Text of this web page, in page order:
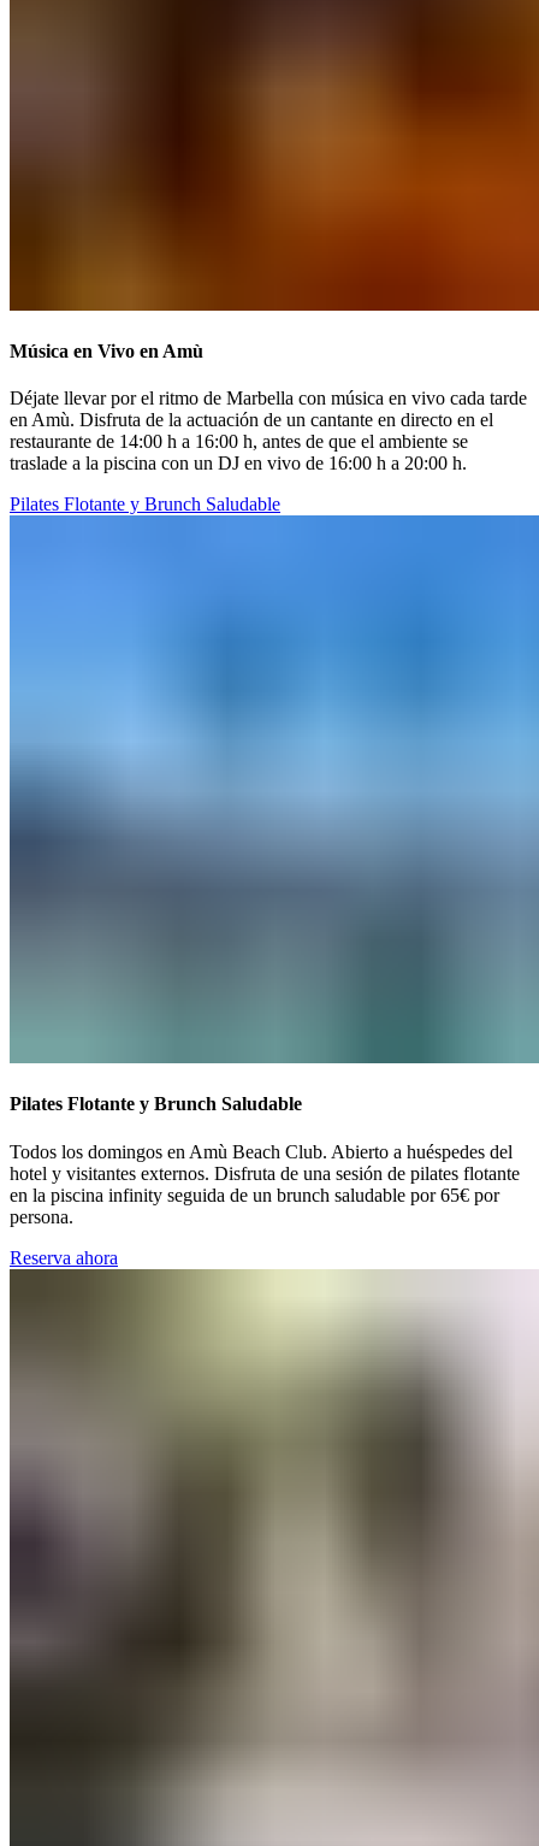
Música en Vivo en Amù​​​​‌ ‍ ​‍​‍‌‍ ‌ ​‍‌‍‍‌‌‍‌ ‌‍‍‌‌‍ ‍​‍​‍​ ‍‍​‍​‍‌ ​ ‌‍​‌‌‍ ‍‌‍‍‌‌ ‌​‌ ‍‌​‍ ‍‌‍‍‌‌‍ ​‍​‍​‍ ​​‍​‍‌‍‍​‌ ​‍‌‍‌‌‌‍‌‍​‍​‍​ ‍‍​‍​‍‌‍‍​‌ ‌​‌ ‌​‌ ​​‌ ​ ​ ‍‍​‍ ​‍ ‌‍ ​​‍ ‌‌‍​‌‌‍ ‍‌‍‌​​‍ ‌‌ ​‍​‍ ‌‌‍‍​‌‍ ‌ ‌​‌‍‌‌‌‍ ​‌ ​ ​‍ ‌‌ ​ ‌ ‌​‌ ‌‌‌‍‌​‌‍‍‌‌‍ ​‍ ‍‌ ‌‍‌‍‌‌‌ ​‍‌‍​ ‌‍‌‌‌‍ ​​‍ ‍‌‍​‌‌ ​​‌ ​​​‍ ‌‍‍‌‌‍ ‍‌ ‌​‌‍‌‌‌‍ ‍‌ ‌​​‍ ‌‍‌‌‌‍‌​‌‍‍‌‌ ‌​​‍ ‌‍ ‌‌‍ ‌‍‌​‌‍‌‌​ ‌‌ ​​‌ ​‍‌‍‌‌‌ ​ ‌‍‌‌‌‍ ‍‌ ‌​‌‍​‌‌ ‌​‌‍‍‌‌‍ ‌‍ ‍​ ‍ ‌‍‍‌‌‍‌​​ ‌​ ‌​​ ​​‌‍​ ‌‍​ ​ ‌​‌‍​‌​ ‌‍​ ‌‍​‍ ‌‌‍​ ​ ‌‌​ ‌ ​ ‍‌​‍ ‌​ ‌​‌‍​‌‌‍​‌​ ​‌​‍ ‌‌‍​‌‌‍‌‍‌‍​‌​ ​ ​‍ ‌‌‍‌‌​ ‌ ​ ‌‌‌‍​ ‌‍​‍‌‍​‍​ ‌‌​ ‌‍‌‍‌​​ ​ ‌‍‌‌‌‍‌​​ ‍ ‌ ‌​‌ ‍‌‌ ​​‌‍‌‌​ ‌‌‍‍​‌‍ ‌ ‌​‌‍‌‌‌‍ ​‌‌‌​‌‍‍​‌‍‍‌‌‍ ‍‌‍‌ ‌‌‌​‌‍ ‌​‌​‌‍ ​ ‍ ‌ ​​‌‍​‌‌ ‌​‌‍‍​​ ‌‌ ‌​‌‍‍‌‌ ‌​‌‍ ​‌‍‌‌​ ‌‍​‍‌‍​‌‌ ​ ‌‍‌‌‌‌‌‌‌ ​‍‌‍ ​​ ‌‌‍‍​‌ ‌​‌ ‌​‌ ​​‌ ​ ​‍‌‌​ ​ ‌​​‌​‍‌‌​ ​‍‌​‌‍​‍‌‌​ ​‍‌​‌‍‌‍ ​​‍ ‌‌‍​‌‌‍ ‍‌‍‌​​‍ ‌‌ ​‍​‍ ‌‌‍‍​‌‍ ‌ ‌​‌‍‌‌‌‍ ​‌ ​ ​‍ ‌‌ ​ ‌ ‌​‌ ‌‌‌‍‌​‌‍‍‌‌‍ ​‍ ‍‌ ‌‍‌‍‌‌‌ ​‍‌‍​ ‌‍‌‌‌‍ ​​‍ ‍‌‍​‌‌ ​​‌ ​​​‍‌‍‌‍‍‌‌‍‌​​ ‌​ ‌​​ ​​‌‍​ ‌‍​ ​ ‌​‌‍​‌​ ‌‍​ ‌‍​‍ ‌‌‍​ ​ ‌‌​ ‌ ​ ‍‌​‍ ‌​ ‌​‌‍​‌‌‍​‌​ ​‌​‍ ‌‌‍​‌‌‍‌‍‌‍​‌​ ​ ​‍ ‌‌‍‌‌​ ‌ ​ ‌‌‌‍​ ‌‍​‍‌‍​‍​ ‌‌​ ‌‍‌‍‌​​ ​ ‌‍‌‌‌‍‌​​‍‌‍‌ ‌​‌ ‍‌‌ ​​‌‍‌‌​ ‌‌‍‍​‌‍ ‌ ‌​‌‍‌‌‌‍ ​‌‌‌​‌‍‍​‌‍‍‌‌‍ ‍‌‍‌ ‌‌‌​‌‍ ‌​‌​‌‍ ​‍‌‍‌ ​​‌‍​‌‌ ‌​‌‍‍​​ ‌‌ ‌​‌‍‍‌‌ ‌​‌‍ ​‌‍‌‌​‍‌‍‌ ​​‌‍‌‌‌ ​‍‌ ​ ‌ ​​‌‍‌‌‌‍​ ‌ ‌​‌‍‍‌‌ ‌‍‌‍‌‌​ ‌‌ ​​‌ ‌‌‌‍​‍‌‍ ​‌‍‍‌‌ ​ ‌‍‍​‌‍‌‌‌‍‌​​‍​‍‌ ‌
Déjate llevar por el ritmo de Marbella con música en vivo cada tarde
en Amù. Disfruta de la actuación de un cantante en directo en el
restaurante de 14:00 h a 16:00 h, antes de que el ambiente se
traslade a la piscina con un DJ en vivo de 16:00 h a 20:00 h.​​​​‌ ‍ ​‍​‍‌‍ ‌ ​‍‌‍‍‌‌‍‌ ‌‍‍‌‌‍ ‍​‍​‍​ ‍‍​‍​‍‌ ​ ‌‍​‌‌‍ ‍‌‍‍‌‌ ‌​‌ ‍‌​‍ ‍‌‍‍‌‌‍ ​‍​‍​‍ ​​‍​‍‌‍‍​‌ ​‍‌‍‌‌‌‍‌‍​‍​‍​ ‍‍​‍​‍‌‍‍​‌ ‌​‌ ‌​‌ ​​‌ ​ ​ ‍‍​‍ ​‍ ‌‍ ​​‍ ‌‌‍​‌‌‍ ‍‌‍‌​​‍ ‌‌ ​‍​‍ ‌‌‍‍​‌‍ ‌ ‌​‌‍‌‌‌‍ ​‌ ​ ​‍ ‌‌ ​ ‌ ‌​‌ ‌‌‌‍‌​‌‍‍‌‌‍ ​‍ ‍‌ ‌‍‌‍‌‌‌ ​‍‌‍​ ‌‍‌‌‌‍ ​​‍ ‍‌‍​‌‌ ​​‌ ​​​‍ ‌‍‍‌‌‍ ‍‌ ‌​‌‍‌‌‌‍ ‍‌ ‌​​‍ ‌‍‌‌‌‍‌​‌‍‍‌‌ ‌​​‍ ‌‍ ‌‌‍ ‌‍‌​‌‍‌‌​ ‌‌ ​​‌ ​‍‌‍‌‌‌ ​ ‌‍‌‌‌‍ ‍‌ ‌​‌‍​‌‌ ‌​‌‍‍‌‌‍ ‌‍ ‍​ ‍ ‌‍‍‌‌‍‌​​ ‌​ ‌​​ ​​‌‍​ ‌‍​ ​ ‌​‌‍​‌​ ‌‍​ ‌‍​‍ ‌‌‍​ ​ ‌‌​ ‌ ​ ‍‌​‍ ‌​ ‌​‌‍​‌‌‍​‌​ ​‌​‍ ‌‌‍​‌‌‍‌‍‌‍​‌​ ​ ​‍ ‌‌‍‌‌​ ‌ ​ ‌‌‌‍​ ‌‍​‍‌‍​‍​ ‌‌​ ‌‍‌‍‌​​ ​ ‌‍‌‌‌‍‌​​ ‍ ‌ ‌​‌ ‍‌‌ ​​‌‍‌‌​ ‌‌‍‍​‌‍ ‌ ‌​‌‍‌‌‌‍ ​‌‌‌​‌‍‍​‌‍‍‌‌‍ ‍‌‍‌ ‌‌‌​‌‍ ‌​‌​‌‍ ​ ‍ ‌ ​​‌‍​‌‌ ‌​‌‍‍​​ ‌‌‍‌‌‌ ‍​‌ ‌​‌ ​‍‌‍​‌‌‍​ ‌ ‌​​ ‌‍​‍‌‍​‌‌ ​ ‌‍‌‌‌‌‌‌‌ ​‍‌‍ ​​ ‌‌‍‍​‌ ‌​‌ ‌​‌ ​​‌ ​ ​‍‌‌​ ​ ‌​​‌​‍‌‌​ ​‍‌​‌‍​‍‌‌​ ​‍‌​‌‍‌‍ ​​‍ ‌‌‍​‌‌‍ ‍‌‍‌​​‍ ‌‌ ​‍​‍ ‌‌‍‍​‌‍ ‌ ‌​‌‍‌‌‌‍ ​‌ ​ ​‍ ‌‌ ​ ‌ ‌​‌ ‌‌‌‍‌​‌‍‍‌‌‍ ​‍ ‍‌ ‌‍‌‍‌‌‌ ​‍‌‍​ ‌‍‌‌‌‍ ​​‍ ‍‌‍​‌‌ ​​‌ ​​​‍‌‍‌‍‍‌‌‍‌​​ ‌​ ‌​​ ​​‌‍​ ‌‍​ ​ ‌​‌‍​‌​ ‌‍​ ‌‍​‍ ‌‌‍​ ​ ‌‌​ ‌ ​ ‍‌​‍ ‌​ ‌​‌‍​‌‌‍​‌​ ​‌​‍ ‌‌‍​‌‌‍‌‍‌‍​‌​ ​ ​‍ ‌‌‍‌‌​ ‌ ​ ‌‌‌‍​ ‌‍​‍‌‍​‍​ ‌‌​ ‌‍‌‍‌​​ ​ ‌‍‌‌‌‍‌​​‍‌‍‌ ‌​‌ ‍‌‌ ​​‌‍‌‌​ ‌‌‍‍​‌‍ ‌ ‌​‌‍‌‌‌‍ ​‌‌‌​‌‍‍​‌‍‍‌‌‍ ‍‌‍‌ ‌‌‌​‌‍ ‌​‌​‌‍ ​‍‌‍‌ ​​‌‍​‌‌ ‌​‌‍‍​​ ‌‌‍‌‌‌ ‍​‌ ‌​‌ ​‍‌‍​‌‌‍​ ‌ ‌​​‍‌‍‌ ​​‌‍‌‌‌ ​‍‌ ​ ‌ ​​‌‍‌‌‌‍​ ‌ ‌​‌‍‍‌‌ ‌‍‌‍‌‌​ ‌‌ ​​‌ ‌‌‌‍​‍‌‍ ​‌‍‍‌‌ ​ ‌‍‍​‌‍‌‌‌‍‌​​‍​‍‌ ‌
Pilates Flotante y Brunch Saludable​​​​‌ ‍ ​‍​‍‌‍ ‌ ​‍‌‍‍‌‌‍‌ ‌‍‍‌‌‍ ‍​‍​‍​ ‍‍​‍​‍‌ ​ ‌‍​‌‌‍ ‍‌‍‍‌‌ ‌​‌ ‍‌​‍ ‍‌‍‍‌‌‍ ​‍​‍​‍ ​​‍​‍‌‍‍​‌ ​‍‌‍‌‌‌‍‌‍​‍​‍​ ‍‍​‍​‍‌‍‍​‌ ‌​‌ ‌​‌ ​​‌ ​ ​ ‍‍​‍ ​‍ ‌‍ ​​‍ ‌‌‍​‌‌‍ ‍‌‍‌​​‍ ‌‌ ​‍​‍ ‌‌‍‍​‌‍ ‌ ‌​‌‍‌‌‌‍ ​‌ ​ ​‍ ‌‌ ​ ‌ ‌​‌ ‌‌‌‍‌​‌‍‍‌‌‍ ​‍ ‍‌ ‌‍‌‍‌‌‌ ​‍‌‍​ ‌‍‌‌‌‍ ​​‍ ‍‌‍​‌‌ ​​‌ ​​​‍ ‌‍‍‌‌‍ ‍‌ ‌​‌‍‌‌‌‍ ‍‌ ‌​​‍ ‌‍‌‌‌‍‌​‌‍‍‌‌ ‌​​‍ ‌‍ ‌‌‍ ‌‍‌​‌‍‌‌​ ‌‌ ​​‌ ​‍‌‍‌‌‌ ​ ‌‍‌‌‌‍ ‍‌ ‌​‌‍​‌‌ ‌​‌‍‍‌‌‍ ‌‍ ‍​ ‍ ‌‍‍‌‌‍‌​​ ‌​ ‌‌​ ‌​‌‍‌‍‌‍​ ​ ‍​​ ‌​​ ​ ​ ‌ ​‍ ‌​ ‌‍​ ‌‍‌‍​‌‌‍​ ​‍ ‌​ ‌​‌‍​‌​ ‍​​ ‌​​‍ ‌​ ‍‌​ ​ ​ ​‍​ ‌‍​‍ ‌​ ‌‌‌‍​‍​ ‌‍​ ​‍​ ‌‌‌‍‌‌​ ​ ‌‍​‍‌‍‌‍‌‍​‌‌‍‌​‌‍​‌​ ‍ ‌ ‌​‌ ‍‌‌ ​​‌‍‌‌​ ‌‌‍‍​‌‍ ‌ ‌​‌‍‌‌‌‍ ​‌‌‌​‌‍‍​‌‍‍‌‌‍ ‍‌‍‌ ‌‌‌​‌‍ ‌​‌​‌‍ ​ ‍ ‌ ​​‌‍​‌‌ ‌​‌‍‍​​ ‌‌ ‌​‌‍‍‌‌ ‌​‌‍ ​‌‍‌‌​ ‌‍​‍‌‍​‌‌ ​ ‌‍‌‌‌‌‌‌‌ ​‍‌‍ ​​ ‌‌‍‍​‌ ‌​‌ ‌​‌ ​​‌ ​ ​‍‌‌​ ​ ‌​​‌​‍‌‌​ ​‍‌​‌‍​‍‌‌​ ​‍‌​‌‍‌‍ ​​‍ ‌‌‍​‌‌‍ ‍‌‍‌​​‍ ‌‌ ​‍​‍ ‌‌‍‍​‌‍ ‌ ‌​‌‍‌‌‌‍ ​‌ ​ ​‍ ‌‌ ​ ‌ ‌​‌ ‌‌‌‍‌​‌‍‍‌‌‍ ​‍ ‍‌ ‌‍‌‍‌‌‌ ​‍‌‍​ ‌‍‌‌‌‍ ​​‍ ‍‌‍​‌‌ ​​‌ ​​​‍‌‍‌‍‍‌‌‍‌​​ ‌​ ‌‌​ ‌​‌‍‌‍‌‍​ ​ ‍​​ ‌​​ ​ ​ ‌ ​‍ ‌​ ‌‍​ ‌‍‌‍​‌‌‍​ ​‍ ‌​ ‌​‌‍​‌​ ‍​​ ‌​​‍ ‌​ ‍‌​ ​ ​ ​‍​ ‌‍​‍ ‌​ ‌‌‌‍​‍​ ‌‍​ ​‍​ ‌‌‌‍‌‌​ ​ ‌‍​‍‌‍‌‍‌‍​‌‌‍‌​‌‍​‌​‍‌‍‌ ‌​‌ ‍‌‌ ​​‌‍‌‌​ ‌‌‍‍​‌‍ ‌ ‌​‌‍‌‌‌‍ ​‌‌‌​‌‍‍​‌‍‍‌‌‍ ‍‌‍‌ ‌‌‌​‌‍ ‌​‌​‌‍ ​‍‌‍‌ ​​‌‍​‌‌ ‌​‌‍‍​​ ‌‌ ‌​‌‍‍‌‌ ‌​‌‍ ​‌‍‌‌​‍‌‍‌ ​​‌‍‌‌‌ ​‍‌ ​ ‌ ​​‌‍‌‌‌‍​ ‌ ‌​‌‍‍‌‌ ‌‍‌‍‌‌​ ‌‌ ​​‌ ‌‌‌‍​‍‌‍ ​‌‍‍‌‌ ​ ‌‍‍​‌‍‌‌‌‍‌​​‍​‍‌ ‌
Pilates Flotante y Brunch Saludable​​​​‌ ‍ ​‍​‍‌‍ ‌ ​‍‌‍‍‌‌‍‌ ‌‍‍‌‌‍ ‍​‍​‍​ ‍‍​‍​‍‌ ​ ‌‍​‌‌‍ ‍‌‍‍‌‌ ‌​‌ ‍‌​‍ ‍‌‍‍‌‌‍ ​‍​‍​‍ ​​‍​‍‌‍‍​‌ ​‍‌‍‌‌‌‍‌‍​‍​‍​ ‍‍​‍​‍‌‍‍​‌ ‌​‌ ‌​‌ ​​‌ ​ ​ ‍‍​‍ ​‍ ‌‍ ​​‍ ‌‌‍​‌‌‍ ‍‌‍‌​​‍ ‌‌ ​‍​‍ ‌‌‍‍​‌‍ ‌ ‌​‌‍‌‌‌‍ ​‌ ​ ​‍ ‌‌ ​ ‌ ‌​‌ ‌‌‌‍‌​‌‍‍‌‌‍ ​‍ ‍‌ ‌‍‌‍‌‌‌ ​‍‌‍​ ‌‍‌‌‌‍ ​​‍ ‍‌‍​‌‌ ​​‌ ​​​‍ ‌‍‍‌‌‍ ‍‌ ‌​‌‍‌‌‌‍ ‍‌ ‌​​‍ ‌‍‌‌‌‍‌​‌‍‍‌‌ ‌​​‍ ‌‍ ‌‌‍ ‌‍‌​‌‍‌‌​ ‌‌ ​​‌ ​‍‌‍‌‌‌ ​ ‌‍‌‌‌‍ ‍‌ ‌​‌‍​‌‌ ‌​‌‍‍‌‌‍ ‌‍ ‍​ ‍ ‌‍‍‌‌‍‌​​ ‌​ ‌‌​ ‌​‌‍‌‍‌‍​ ​ ‍​​ ‌​​ ​ ​ ‌ ​‍ ‌​ ‌‍​ ‌‍‌‍​‌‌‍​ ​‍ ‌​ ‌​‌‍​‌​ ‍​​ ‌​​‍ ‌​ ‍‌​ ​ ​ ​‍​ ‌‍​‍ ‌​ ‌‌‌‍​‍​ ‌‍​ ​‍​ ‌‌‌‍‌‌​ ​ ‌‍​‍‌‍‌‍‌‍​‌‌‍‌​‌‍​‌​ ‍ ‌ ‌​‌ ‍‌‌ ​​‌‍‌‌​ ‌‌‍‍​‌‍ ‌ ‌​‌‍‌‌‌‍ ​‌‌‌​‌‍‍​‌‍‍‌‌‍ ‍‌‍‌ ‌‌‌​‌‍ ‌​‌​‌‍ ​ ‍ ‌ ​​‌‍​‌‌ ‌​‌‍‍​​ ‌‌ ‌​‌‍‍‌‌ ‌​‌‍ ​‌‍‌‌​ ‌‍​‍‌‍​‌‌ ​ ‌‍‌‌‌‌‌‌‌ ​‍‌‍ ​​ ‌‌‍‍​‌ ‌​‌ ‌​‌ ​​‌ ​ ​‍‌‌​ ​ ‌​​‌​‍‌‌​ ​‍‌​‌‍​‍‌‌​ ​‍‌​‌‍‌‍ ​​‍ ‌‌‍​‌‌‍ ‍‌‍‌​​‍ ‌‌ ​‍​‍ ‌‌‍‍​‌‍ ‌ ‌​‌‍‌‌‌‍ ​‌ ​ ​‍ ‌‌ ​ ‌ ‌​‌ ‌‌‌‍‌​‌‍‍‌‌‍ ​‍ ‍‌ ‌‍‌‍‌‌‌ ​‍‌‍​ ‌‍‌‌‌‍ ​​‍ ‍‌‍​‌‌ ​​‌ ​​​‍‌‍‌‍‍‌‌‍‌​​ ‌​ ‌‌​ ‌​‌‍‌‍‌‍​ ​ ‍​​ ‌​​ ​ ​ ‌ ​‍ ‌​ ‌‍​ ‌‍‌‍​‌‌‍​ ​‍ ‌​ ‌​‌‍​‌​ ‍​​ ‌​​‍ ‌​ ‍‌​ ​ ​ ​‍​ ‌‍​‍ ‌​ ‌‌‌‍​‍​ ‌‍​ ​‍​ ‌‌‌‍‌‌​ ​ ‌‍​‍‌‍‌‍‌‍​‌‌‍‌​‌‍​‌​‍‌‍‌ ‌​‌ ‍‌‌ ​​‌‍‌‌​ ‌‌‍‍​‌‍ ‌ ‌​‌‍‌‌‌‍ ​‌‌‌​‌‍‍​‌‍‍‌‌‍ ‍‌‍‌ ‌‌‌​‌‍ ‌​‌​‌‍ ​‍‌‍‌ ​​‌‍​‌‌ ‌​‌‍‍​​ ‌‌ ‌​‌‍‍‌‌ ‌​‌‍ ​‌‍‌‌​‍‌‍‌ ​​‌‍‌‌‌ ​‍‌ ​ ‌ ​​‌‍‌‌‌‍​ ‌ ‌​‌‍‍‌‌ ‌‍‌‍‌‌​ ‌‌ ​​‌ ‌‌‌‍​‍‌‍ ​‌‍‍‌‌ ​ ‌‍‍​‌‍‌‌‌‍‌​​‍​‍‌ ‌
Todos los domingos en Amù Beach Club. Abierto a huéspedes del
hotel y visitantes externos. Disfruta de una sesión de pilates flotante
en la piscina infinity seguida de un brunch saludable por 65€ por
persona.​​​​‌ ‍ ​‍​‍‌‍ ‌ ​‍‌‍‍‌‌‍‌ ‌‍‍‌‌‍ ‍​‍​‍​ ‍‍​‍​‍‌ ​ ‌‍​‌‌‍ ‍‌‍‍‌‌ ‌​‌ ‍‌​‍ ‍‌‍‍‌‌‍ ​‍​‍​‍ ​​‍​‍‌‍‍​‌ ​‍‌‍‌‌‌‍‌‍​‍​‍​ ‍‍​‍​‍‌‍‍​‌ ‌​‌ ‌​‌ ​​‌ ​ ​ ‍‍​‍ ​‍ ‌‍ ​​‍ ‌‌‍​‌‌‍ ‍‌‍‌​​‍ ‌‌ ​‍​‍ ‌‌‍‍​‌‍ ‌ ‌​‌‍‌‌‌‍ ​‌ ​ ​‍ ‌‌ ​ ‌ ‌​‌ ‌‌‌‍‌​‌‍‍‌‌‍ ​‍ ‍‌ ‌‍‌‍‌‌‌ ​‍‌‍​ ‌‍‌‌‌‍ ​​‍ ‍‌‍​‌‌ ​​‌ ​​​‍ ‌‍‍‌‌‍ ‍‌ ‌​‌‍‌‌‌‍ ‍‌ ‌​​‍ ‌‍‌‌‌‍‌​‌‍‍‌‌ ‌​​‍ ‌‍ ‌‌‍ ‌‍‌​‌‍‌‌​ ‌‌ ​​‌ ​‍‌‍‌‌‌ ​ ‌‍‌‌‌‍ ‍‌ ‌​‌‍​‌‌ ‌​‌‍‍‌‌‍ ‌‍ ‍​ ‍ ‌‍‍‌‌‍‌​​ ‌​ ‌‌​ ‌​‌‍‌‍‌‍​ ​ ‍​​ ‌​​ ​ ​ ‌ ​‍ ‌​ ‌‍​ ‌‍‌‍​‌‌‍​ ​‍ ‌​ ‌​‌‍​‌​ ‍​​ ‌​​‍ ‌​ ‍‌​ ​ ​ ​‍​ ‌‍​‍ ‌​ ‌‌‌‍​‍​ ‌‍​ ​‍​ ‌‌‌‍‌‌​ ​ ‌‍​‍‌‍‌‍‌‍​‌‌‍‌​‌‍​‌​ ‍ ‌ ‌​‌ ‍‌‌ ​​‌‍‌‌​ ‌‌‍‍​‌‍ ‌ ‌​‌‍‌‌‌‍ ​‌‌‌​‌‍‍​‌‍‍‌‌‍ ‍‌‍‌ ‌‌‌​‌‍ ‌​‌​‌‍ ​ ‍ ‌ ​​‌‍​‌‌ ‌​‌‍‍​​ ‌‌‍‌‌‌ ‍​‌ ‌​‌ ​‍‌‍​‌‌‍​ ‌ ‌​​ ‌‍​‍‌‍​‌‌ ​ ‌‍‌‌‌‌‌‌‌ ​‍‌‍ ​​ ‌‌‍‍​‌ ‌​‌ ‌​‌ ​​‌ ​ ​‍‌‌​ ​ ‌​​‌​‍‌‌​ ​‍‌​‌‍​‍‌‌​ ​‍‌​‌‍‌‍ ​​‍ ‌‌‍​‌‌‍ ‍‌‍‌​​‍ ‌‌ ​‍​‍ ‌‌‍‍​‌‍ ‌ ‌​‌‍‌‌‌‍ ​‌ ​ ​‍ ‌‌ ​ ‌ ‌​‌ ‌‌‌‍‌​‌‍‍‌‌‍ ​‍ ‍‌ ‌‍‌‍‌‌‌ ​‍‌‍​ ‌‍‌‌‌‍ ​​‍ ‍‌‍​‌‌ ​​‌ ​​​‍‌‍‌‍‍‌‌‍‌​​ ‌​ ‌‌​ ‌​‌‍‌‍‌‍​ ​ ‍​​ ‌​​ ​ ​ ‌ ​‍ ‌​ ‌‍​ ‌‍‌‍​‌‌‍​ ​‍ ‌​ ‌​‌‍​‌​ ‍​​ ‌​​‍ ‌​ ‍‌​ ​ ​ ​‍​ ‌‍​‍ ‌​ ‌‌‌‍​‍​ ‌‍​ ​‍​ ‌‌‌‍‌‌​ ​ ‌‍​‍‌‍‌‍‌‍​‌‌‍‌​‌‍​‌​‍‌‍‌ ‌​‌ ‍‌‌ ​​‌‍‌‌​ ‌‌‍‍​‌‍ ‌ ‌​‌‍‌‌‌‍ ​‌‌‌​‌‍‍​‌‍‍‌‌‍ ‍‌‍‌ ‌‌‌​‌‍ ‌​‌​‌‍ ​‍‌‍‌ ​​‌‍​‌‌ ‌​‌‍‍​​ ‌‌‍‌‌‌ ‍​‌ ‌​‌ ​‍‌‍​‌‌‍​ ‌ ‌​​‍‌‍‌ ​​‌‍‌‌‌ ​‍‌ ​ ‌ ​​‌‍‌‌‌‍​ ‌ ‌​‌‍‍‌‌ ‌‍‌‍‌‌​ ‌‌ ​​‌ ‌‌‌‍​‍‌‍ ​‌‍‍‌‌ ​ ‌‍‍​‌‍‌‌‌‍‌​​‍​‍‌ ‌
Reserva ahora​​​​‌ ‍ ​‍​‍‌‍ ‌ ​‍‌‍‍‌‌‍‌ ‌‍‍‌‌‍ ‍​‍​‍​ ‍‍​‍​‍‌ ​ ‌‍​‌‌‍ ‍‌‍‍‌‌ ‌​‌ ‍‌​‍ ‍‌‍‍‌‌‍ ​‍​‍​‍ ​​‍​‍‌‍‍​‌ ​‍‌‍‌‌‌‍‌‍​‍​‍​ ‍‍​‍​‍‌‍‍​‌ ‌​‌ ‌​‌ ​​‌ ​ ​ ‍‍​‍ ​‍ ‌‍ ​​‍ ‌‌‍​‌‌‍ ‍‌‍‌​​‍ ‌‌ ​‍​‍ ‌‌‍‍​‌‍ ‌ ‌​‌‍‌‌‌‍ ​‌ ​ ​‍ ‌‌ ​ ‌ ‌​‌ ‌‌‌‍‌​‌‍‍‌‌‍ ​‍ ‍‌ ‌‍‌‍‌‌‌ ​‍‌‍​ ‌‍‌‌‌‍ ​​‍ ‍‌‍​‌‌ ​​‌ ​​​‍ ‌‍‍‌‌‍ ‍‌ ‌​‌‍‌‌‌‍ ‍‌ ‌​​‍ ‌‍‌‌‌‍‌​‌‍‍‌‌ ‌​​‍ ‌‍ ‌‌‍ ‌‍‌​‌‍‌‌​ ‌‌ ​​‌ ​‍‌‍‌‌‌ ​ ‌‍‌‌‌‍ ‍‌ ‌​‌‍​‌‌ ‌​‌‍‍‌‌‍ ‌‍ ‍​ ‍ ‌‍‍‌‌‍‌​​ ‌​ ‌‌​ ‌​‌‍‌‍‌‍​ ​ ‍​​ ‌​​ ​ ​ ‌ ​‍ ‌​ ‌‍​ ‌‍‌‍​‌‌‍​ ​‍ ‌​ ‌​‌‍​‌​ ‍​​ ‌​​‍ ‌​ ‍‌​ ​ ​ ​‍​ ‌‍​‍ ‌​ ‌‌‌‍​‍​ ‌‍​ ​‍​ ‌‌‌‍‌‌​ ​ ‌‍​‍‌‍‌‍‌‍​‌‌‍‌​‌‍​‌​ ‍ ‌ ‌​‌ ‍‌‌ ​​‌‍‌‌​ ‌‌‍‍​‌‍ ‌ ‌​‌‍‌‌‌‍ ​‌‌‌​‌‍‍​‌‍‍‌‌‍ ‍‌‍‌ ‌‌‌​‌‍ ‌​‌​‌‍ ​ ‍ ‌ ​​‌‍​‌‌ ‌​‌‍‍​​ ‌‌‍​ ‌ ‌​‌‍​‌​‍ ‍‌‍ ​‌‍​‌‌‍​‍‌‍‌‌‌‍ ​​ ‌‍​‍‌‍​‌‌ ​ ‌‍‌‌‌‌‌‌‌ ​‍‌‍ ​​ ‌‌‍‍​‌ ‌​‌ ‌​‌ ​​‌ ​ ​‍‌‌​ ​ ‌​​‌​‍‌‌​ ​‍‌​‌‍​‍‌‌​ ​‍‌​‌‍‌‍ ​​‍ ‌‌‍​‌‌‍ ‍‌‍‌​​‍ ‌‌ ​‍​‍ ‌‌‍‍​‌‍ ‌ ‌​‌‍‌‌‌‍ ​‌ ​ ​‍ ‌‌ ​ ‌ ‌​‌ ‌‌‌‍‌​‌‍‍‌‌‍ ​‍ ‍‌ ‌‍‌‍‌‌‌ ​‍‌‍​ ‌‍‌‌‌‍ ​​‍ ‍‌‍​‌‌ ​​‌ ​​​‍‌‍‌‍‍‌‌‍‌​​ ‌​ ‌‌​ ‌​‌‍‌‍‌‍​ ​ ‍​​ ‌​​ ​ ​ ‌ ​‍ ‌​ ‌‍​ ‌‍‌‍​‌‌‍​ ​‍ ‌​ ‌​‌‍​‌​ ‍​​ ‌​​‍ ‌​ ‍‌​ ​ ​ ​‍​ ‌‍​‍ ‌​ ‌‌‌‍​‍​ ‌‍​ ​‍​ ‌‌‌‍‌‌​ ​ ‌‍​‍‌‍‌‍‌‍​‌‌‍‌​‌‍​‌​‍‌‍‌ ‌​‌ ‍‌‌ ​​‌‍‌‌​ ‌‌‍‍​‌‍ ‌ ‌​‌‍‌‌‌‍ ​‌‌‌​‌‍‍​‌‍‍‌‌‍ ‍‌‍‌ ‌‌‌​‌‍ ‌​‌​‌‍ ​‍‌‍‌ ​​‌‍​‌‌ ‌​‌‍‍​​ ‌‌‍​ ‌ ‌​‌‍​‌​‍ ‍‌‍ ​‌‍​‌‌‍​‍‌‍‌‌‌‍ ​​‍‌‍‌ ​​‌‍‌‌‌ ​‍‌ ​ ‌ ​​‌‍‌‌‌‍​ ‌ ‌​‌‍‍‌‌ ‌‍‌‍‌‌​ ‌‌ ​​‌ ‌‌‌‍​‍‌‍ ​‌‍‍‌‌ ​ ‌‍‍​‌‍‌‌‌‍‌​​‍​‍‌ ‌